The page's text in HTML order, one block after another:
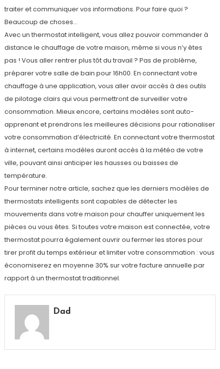
traiter et communiquer vos informations. Pour faire quoi ?
Beaucoup de choses…
Avec un thermostat intelligent, vous allez pouvoir commander à
distance le chauffage de votre maison, même si vous n’y êtes
pas ! Vous aller rentrer plus tôt du travail ? Pas de problème,
préparer votre salle de bain pour 16h00. En connectant votre
chauffage à une application, vous aller avoir accès à des outils
de pilotage clairs qui vous permettront de surveiller votre
consommation. Mieux encore, certains modèles sont auto-
apprenant et prendrons les meilleures décisions pour rationaliser
votre consommation d’électricité. En connectant votre thermostat
à internet, certains modèles auront accès à la météo de votre
ville, pouvant ainsi anticiper les hausses ou baisses de
température.
Pour terminer notre article, sachez que les derniers modèles de
thermostats intelligents sont capables de détecter les
mouvements dans votre maison pour chauffer uniquement les
pièces ou vous êtes. Si toutes votre maison est connectée, votre
thermostat pourra également ouvrir ou fermer les stores pour
tirer profit du temps extérieur et limiter votre consommation : vous
économiserez en moyenne 30% sur votre facture annuelle par
rapport à un thermostat traditionnel.
Dad